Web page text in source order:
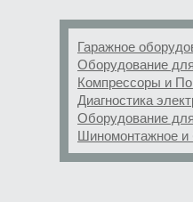
Гаражное
Оборудование
Компрессоры и
Диагностика
Оборудование
Шиномонтажное и